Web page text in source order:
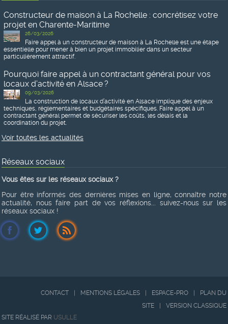
Constructeur de maison à La Rochelle : concrétisez votre
projet en Charente-Maritime
26/03/2026
Faire appel à un constructeur de maison à La Rochelle est une étape
essentielle pour mener à bien un projet immobilier dans un secteur
particulièrement attractif.
Pourquoi faire appel à un contractant général pour vos
locaux d’activité en Alsace ?
09/03/2026
La construction de locaux d’activité en Alsace implique des enjeux
techniques, réglementaires et budgétaires spécifiques. Faire appel à un
contractant général permet de sécuriser les coûts, les délais et la
coordination du projet.
Voir toutes les actualités
Réseaux sociaux
Vous êtes sur les réseaux sociaux ?
Pour être informés des dernières mises en ligne, connaître notre
actualité, nous faire part de vos réflexions... suivez-nous sur les
réseaux sociaux !
CONTACT MENTIONS LÉGALES ESPACE-PRO
PLAN DU
SITE
VERSION CLASSIQUE
SITE RÉALISÉ PAR USULLE